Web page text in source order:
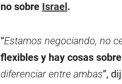
no sobre Israel.
“Estamos negociando, no
flexibles y hay cosas
diferenciar entre ambas”,